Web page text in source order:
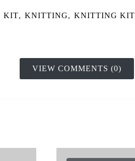
KIT, KNITTING, KNITTING KIT
VIEW COMMENTS (0)